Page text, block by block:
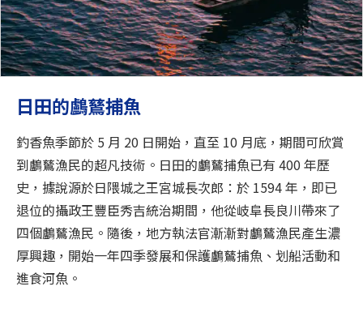
日田的鸕鶿捕魚
釣香魚季節於 5 月 20 日開始，直至 10 月底，期間可欣賞
到鸕鶿漁民的超凡技術。日田的鸕鶿捕魚已有 400 年歷
史，據說源於日隈城之王宮城長次郎：於 1594 年，即已
退位的攝政王豐臣秀吉統治期間，他從岐阜長良川帶來了
四個鸕鶿漁民。隨後，地方執法官漸漸對鸕鶿漁民產生濃
厚興趣，開始一年四季發展和保護鸕鶿捕魚、划船活動和
進食河魚。